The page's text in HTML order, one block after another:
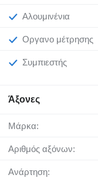
Αλουμινένια
Όργανο μέτρησης
Συμπιεστής
Άξονες
Μάρκα:
Αριθμός αξόνων:
Ανάρτηση: